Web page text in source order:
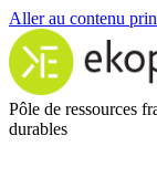
Aller au contenu
Pôle de ressources
durables